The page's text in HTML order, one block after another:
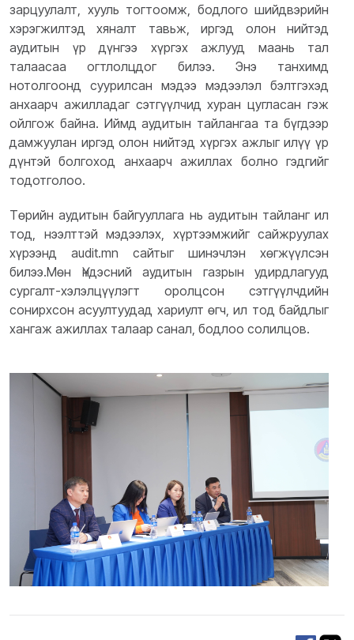
зарцуулалт, хууль тогтоомж, бодлого шийдвэрийн
хэрэгжилтэд хяналт тавьж, иргэд олон нийтэд
аудитын үр дүнгээ хүргэх ажлууд маань тал
талаасаа огтлолцдог билээ. Энэ танхимд
нотолгоонд суурилсан мэдээ мэдээлэл бэлтгэхэд
анхаарч ажилладаг сэтгүүлчид хуран цугласан гэж
ойлгож байна. Иймд аудитын тайлангаа та бүгдээр
дамжуулан иргэд олон нийтэд хүргэх ажлыг илүү үр
дүнтэй болгоход анхаарч ажиллах болно гэдгийг
тодотголоо.
Төрийн аудитын байгууллага нь аудитын тайланг ил
тод, нээлттэй мэдээлэх, хүртээмжийг сайжруулах
хүрээнд audit.mn сайтыг шинэчлэн хөгжүүлсэн
билээ.Мөн Үндэсний аудитын газрын удирдлагууд
сургалт-хэлэлцүүлэгт оролцсон сэтгүүлчдийн
сонирхсон асуултуудад хариулт өгч, ил тод байдлыг
хангаж ажиллах талаар санал, бодлоо солилцов.